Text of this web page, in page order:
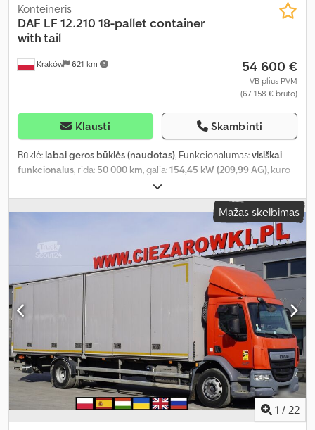
Kraków 621 km
Konteineris
DAF LF 12.210 18-pallet container
with tail
54 600 €
VB plius PVM
(67 158 € bruto)
Klausti Skambinti
Būklė: labai geros būklės (naudotas), Funkcionalumas:visiškai
funkcionalus, rida: 50 000 km, galia:154,45 kW (209,99 AG), kuro
6 380 kg
5 610 kg, bendras svoris:11 990 kg, ašių konfigūracija:4x2, spalva:
balta, vairuotojo kabina:dieninė kabina, pavaros tipas:
, krovimo vietos
7 450 mm , krovinių skyriaus plotis:2 500 mm, krovos erdvės
aukštis:
2 200 mm, Gamybos metai:2024, Įranga:AdBlue,
Tachografas, diferencialo užraktas, oro kondicionavimas
Mažas skelbimas
1 / 22